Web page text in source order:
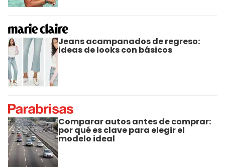
Jeans acampanados de regreso:
ideas de looks con básicos
Comparar autos antes de comprar:
por qué es clave para elegir el
modelo ideal